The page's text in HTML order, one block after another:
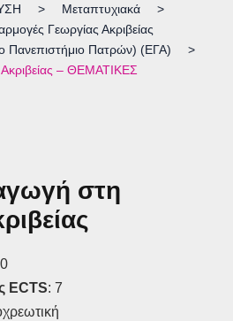
> Μεταπτυχιακά
>
Γεωργίας Ακριβείας
Πανεπιστήμιο Πατρών) (ΕΓΑ)
>
– ΘΕΜΑΤΙΚΕΣ
στη
ECTS: 7